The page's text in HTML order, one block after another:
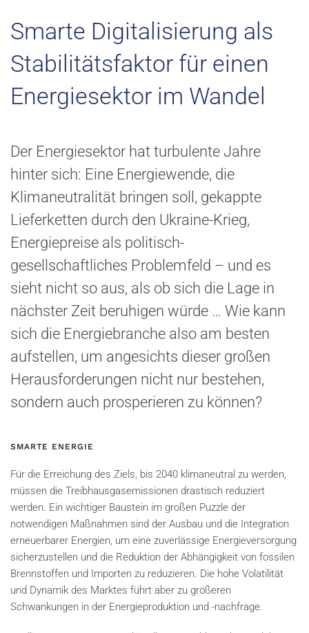
Smarte Digitalisierung als
Stabilitätsfaktor für einen
Energiesektor im Wandel
Der Energiesektor hat turbulente Jahre
hinter sich: Eine Energiewende, die
Klimaneutralität bringen soll, gekappte
Lieferketten durch den Ukraine-Krieg,
Energiepreise als politisch-
gesellschaftliches Problemfeld – und es
sieht nicht so aus, als ob sich die Lage in
nächster Zeit beruhigen würde … Wie kann
sich die Energiebranche also am besten
aufstellen, um angesichts dieser großen
Herausforderungen nicht nur bestehen,
sondern auch prosperieren zu können?
SMARTE ENERGIE
Für die Erreichung des Ziels, bis 2040 klimaneutral zu werden,
müssen die Treibhausgasemissionen drastisch reduziert
werden. Ein wichtiger Baustein im großen Puzzle der
notwendigen Maßnahmen sind der Ausbau und die Integration
erneuerbarer Energien, um eine zuverlässige Energieversorgung
sicherzustellen und die Reduktion der Abhängigkeit von fossilen
Brennstoffen und Importen zu reduzieren. Die hohe Volatilität
und Dynamik des Marktes führt aber zu größeren
Schwankungen in der Energieproduktion und -nachfrage.